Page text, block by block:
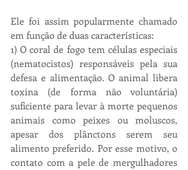
Ele foi assim popularmente chamado
em função de duas características:
1) O coral de fogo tem células especiais
(nematocistos) responsáveis pela sua
defesa e alimentação. O animal libera
toxina (de forma não voluntária)
suficiente para levar à morte pequenos
animais como peixes ou moluscos,
apesar dos plânctons serem seu
alimento preferido. Por esse motivo, o
contato com a pele de mergulhadores